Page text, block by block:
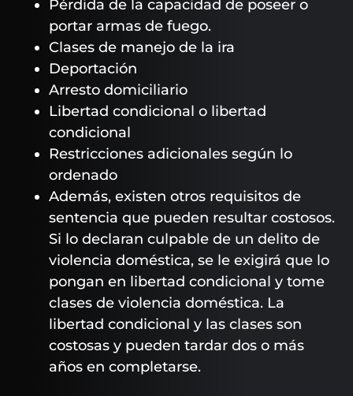
Pérdida de la capacidad de poseer o
portar armas de fuego.
Clases de manejo de la ira
Deportación
Arresto domiciliario
Libertad condicional o libertad
condicional
Restricciones adicionales según lo
ordenado
Además, existen otros requisitos de
sentencia que pueden resultar costosos.
Si lo declaran culpable de un delito de
violencia doméstica, se le exigirá que lo
pongan en libertad condicional y tome
clases de violencia doméstica. La
libertad condicional y las clases son
costosas y pueden tardar dos o más
años en completarse.